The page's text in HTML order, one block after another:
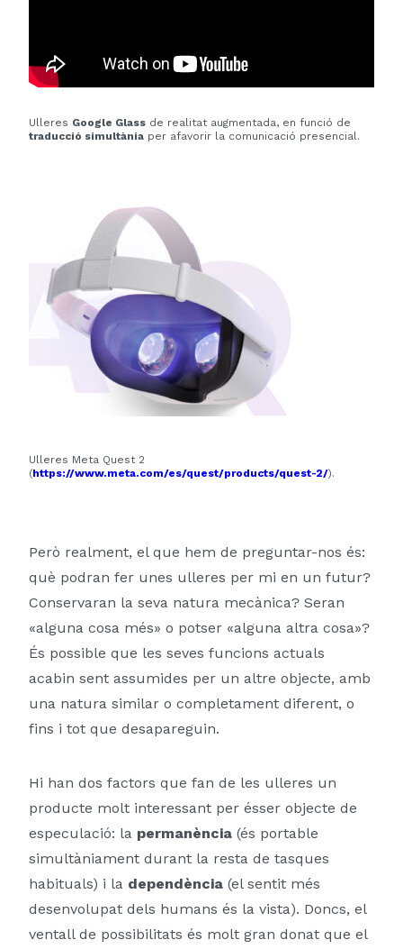
Ulleres Google Glass de realitat augmentada, en funció de
traducció simultània per afavorir la comunicació presencial.
Ulleres Meta Quest 2
(https://www.meta.com/es/quest/products/quest-2/).
Però realment, el que hem de preguntar-nos és:
què podran fer unes ulleres per mi en un futur?
Conservaran la seva natura mecànica? Seran
«alguna cosa més» o potser «alguna altra cosa»?
És possible que les seves funcions actuals
acabin sent assumides per un altre objecte, amb
una natura similar o completament diferent, o
fins i tot que desapareguin.
Hi han dos factors que fan de les ulleres un
producte molt interessant per ésser objecte de
especulació: la permanència (és portable
simultàniament durant la resta de tasques
habituals) i la dependència (el sentit més
desenvolupat dels humans és la vista). Doncs, el
ventall de possibilitats és molt gran donat que el